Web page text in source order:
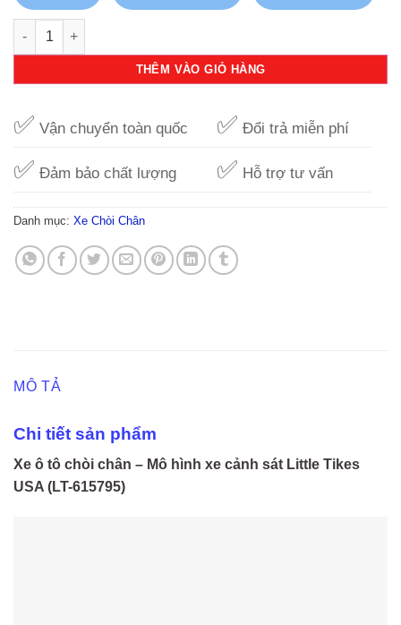
Xe chòi chân Little Tick cho bé trai Police LT615795 số lượng
THÊM VÀO GIỎ HÀNG
✅ Vận chuyển toàn quốc ✅ Đổi trả miễn phí
✅ Đảm bảo chất lượng ✅ Hỗ trợ tư vấn
Danh mục: Xe Chòi Chân
MÔ TẢ
Chi tiết sản phẩm
Xe ô tô chòi chân – Mô hình xe cảnh sát Little Tikes
USA (LT-615795)